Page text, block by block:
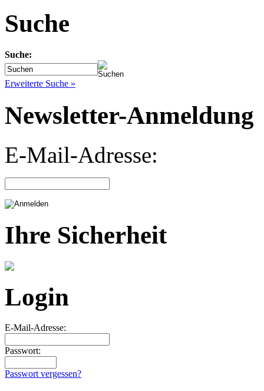
Suche
Suche:
Erweiterte Suche »
Newsletter-Anmeldung
E-Mail-Adresse:
Ihre Sicherheit
Login
E-Mail-Adresse:
Passwort:
Passwort vergessen?